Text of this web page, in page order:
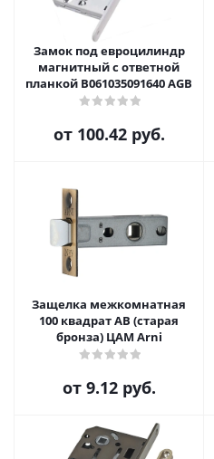
Замок под евроцилиндр
магнитный с ответной
планкой B061035091640 AGB
от 100.42 руб.
Защелка межкомнатная
100 квадрат AB (старая
бронза) ЦАМ Arni
от 9.12 руб.